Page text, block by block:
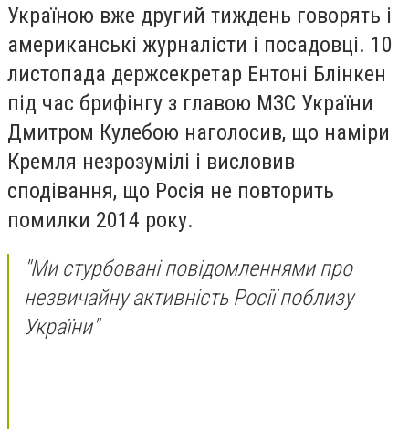
Україною вже другий тиждень говорять і
американські журналісти і посадовці. 10
листопада держсекретар Ентоні Блінкен
під час брифінгу з главою МЗС України
Дмитром Кулебою наголосив, що наміри
Кремля незрозумілі і висловив
сподівання, що Росія не повторить
помилки 2014 року.
"Ми стурбовані повідомленнями про
незвичайну активність Росії поблизу
України"